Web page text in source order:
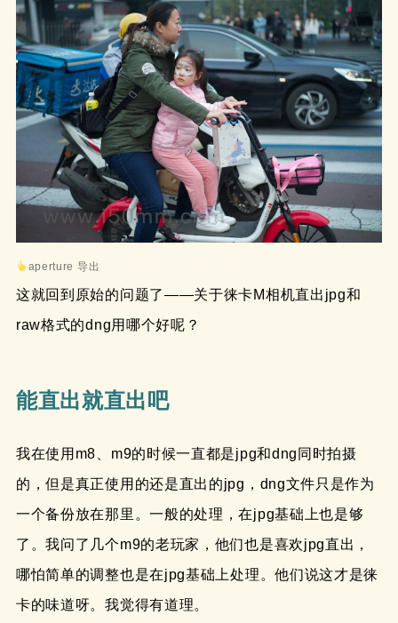
aperture 导出
这就回到原始的问题了——关于徕卡M相机直出jpg和
raw格式的dng用哪个好呢？
能直出就直出吧
我在使用m8、m9的时候一直都是jpg和dng同时拍摄
的，但是真正使用的还是直出的jpg，dng文件只是作为
一个备份放在那里。一般的处理，在jpg基础上也是够
了。我问了几个m9的老玩家，他们也是喜欢jpg直出，
哪怕简单的调整也是在jpg基础上处理。他们说这才是徕
卡的味道呀。我觉得有道理。